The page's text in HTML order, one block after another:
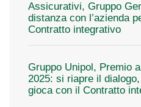
Assicurativi, Gruppo
distanza con l’azienda
Contratto integrativo
Gruppo Unipol, Premio
2025: si riapre il
gioca con il Contratto